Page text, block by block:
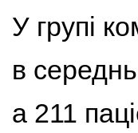
У групі
в
а 211